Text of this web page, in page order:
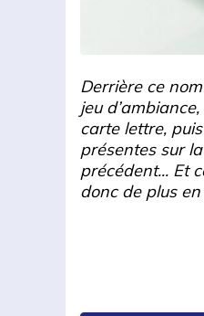
Derrière ce
jeu
carte lettre,
présentes sur
précédent... Et
donc de plus